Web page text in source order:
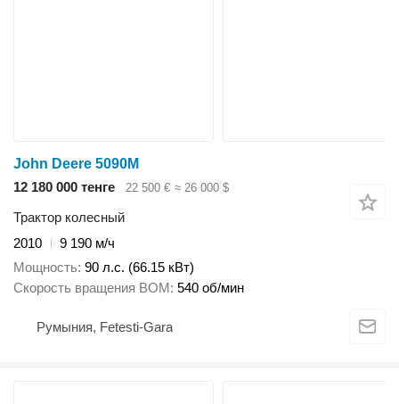
John Deere 5090M
12 180 000 тенге
22 500 € ≈ 26 000 $
Трактор колесный
2010
9 190 м/ч
Мощность 90 л.с. (66.15 кВт)
Скорость вращения ВОМ 540 об/мин
Румыния, Fetesti-Gara